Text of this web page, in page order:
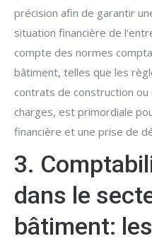
précision afin de garantir
situation financière de
compte des normes
bâtiment, telles que les
contrats de construction
charges, est primordiale
financière et une prise de
3.
dans le
bâtiment: